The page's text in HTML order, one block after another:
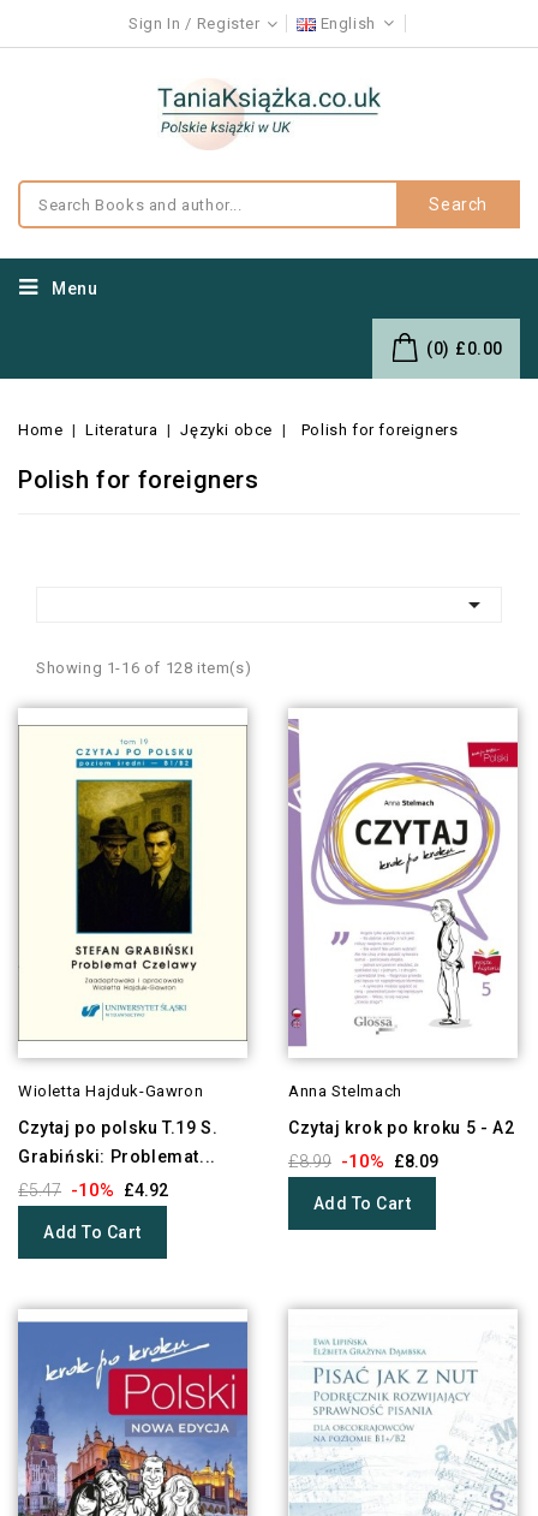
Sign In Register English
Search
Menu
(0) £0.00
Home Literatura Języki obce Polish for foreigners
Polish for foreigners

Showing 1-16 of 128 item(s)
Wioletta Hajduk-Gawron
Czytaj po polsku T.19 S.
Grabiński: Problemat...
£5.47 -10% £4.92
Add To Cart
Anna Stelmach
Czytaj krok po kroku 5 - A2
£8.99 -10% £8.09
Add To Cart